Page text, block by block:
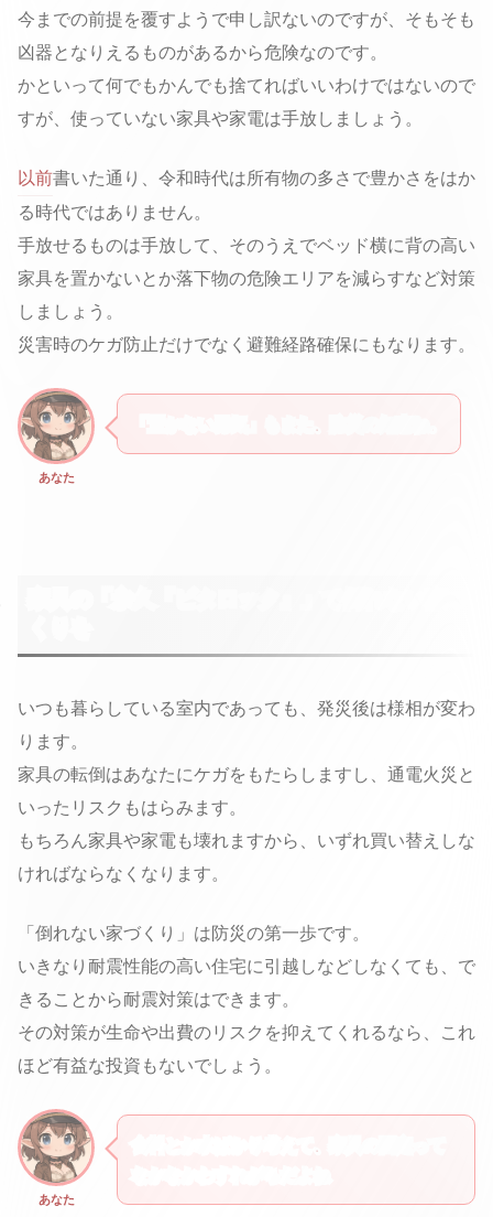
今までの前提を覆すようで申し訳ないのですが、そもそも
凶器となりえるものがあるから危険なのです。
かといって何でもかんでも捨てればいいわけではないので
すが、使っていない家具や家電は手放しましょう。
以前書いた通り、令和時代は所有物の多さで豊かさをはか
る時代ではありません。
手放せるものは手放して、そのうえでベッド横に背の高い
家具を置かないとか落下物の危険エリアを減らすなど対策
しましょう。
災害時のケガ防止だけでなく避難経路確保にもなります。
あなた
いつも暮らしている室内であっても、発災後は様相が変わ
ります。
家具の転倒はあなたにケガをもたらしますし、通電火災と
いったリスクもはらみます。
もちろん家具や家電も壊れますから、いずれ買い替えしな
ければならなくなります。
「倒れない家づくり」は防災の第一歩です。
いきなり耐震性能の高い住宅に引越しなどしなくても、で
きることから耐震対策はできます。
その対策が生命や出費のリスクを抑えてくれるなら、これ
ほど有益な投資もないでしょう。
あなた